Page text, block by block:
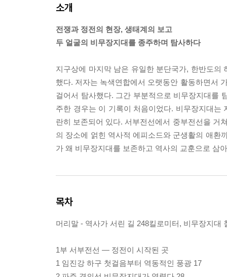
소개
전쟁과 정전의 현장, 생태계의 보고
두 얼굴의 비무장지대를 종주하며 탐사하다
지구상에 마지막 남은 유일한 분단국가, 한반도의
했다. 저자는 녹색연합에서 오랫동안 활동하면서
걸어서 탐사했다. 그간 부분적으로 비무장지대를
주한 경우는 이 기록이 처음이었다. 비무장지대
란히 보존되어 있다. 서부전선에서 중부전선을 거
의 장소에 얽힌 역사적 에피소드와 군생활의 애환
가 왜 비무장지대를 보존하고 역사의 교훈으로 삼
목차
머리말 - 역사가 서린 길 248킬로미터, 비무장지대
1부 서부전선 ― 정전이 시작된 곳
1 임진강 하구 첫걸음부터 역동적인 풍광 17